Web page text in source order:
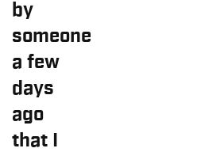
by
someone
a few
days
ago
that I